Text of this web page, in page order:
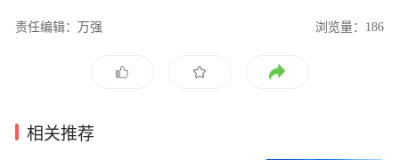
责任编辑：万强 浏览量：186
相关推荐